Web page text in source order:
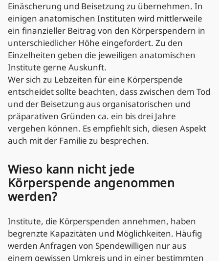
Einäscherung und Beisetzung zu übernehmen. In
einigen anatomischen Instituten wird mittlerweile
ein finanzieller Beitrag von den Körperspendern in
unterschiedlicher Höhe eingefordert. Zu den
Einzelheiten geben die jeweiligen anatomischen
Institute gerne Auskunft.
Wer sich zu Lebzeiten für eine Körperspende
entscheidet sollte beachten, dass zwischen dem Tod
und der Beisetzung aus organisatorischen und
präparativen Gründen ca. ein bis drei Jahre
vergehen können. Es empfiehlt sich, diesen Aspekt
auch mit der Familie zu besprechen.
Wieso kann nicht jede
Körperspende angenommen
werden?
Institute, die Körperspenden annehmen, haben
begrenzte Kapazitäten und Möglichkeiten. Häufig
werden Anfragen von Spendewilligen nur aus
einem gewissen Umkreis und in einer bestimmten